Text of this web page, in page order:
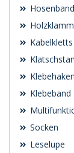
Hosenband
Kabelkletts
Klebehaken
Klebeband
Socken
Leselupe